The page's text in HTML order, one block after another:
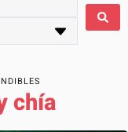
chía